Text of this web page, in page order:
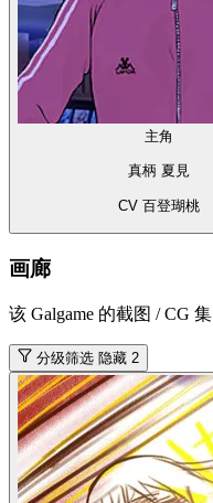
主角
真柄 夏見
CV 百登瑚桃
画廊
该 Galgame 的截图 / CG 集
分级筛选隐藏 2